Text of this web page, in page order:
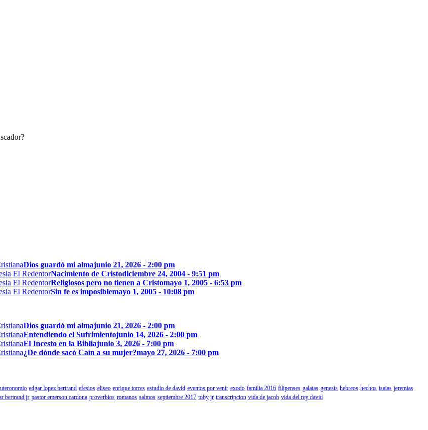
Dios guardó mi almajunio 21, 2026 - 2:00 pm
Nacimiento de Cristodiciembre 24, 2004 - 9:51 pm
Religiosos pero no tienen a Cristomayo 1, 2005 - 6:53 pm
Sin fe es imposiblemayo 1, 2005 - 10:08 pm
Dios guardó mi almajunio 21, 2026 - 2:00 pm
Entendiendo el Sufrimientojunio 14, 2026 - 2:00 pm
El Incesto en la Bibliajunio 3, 2026 - 7:00 pm
¿De dónde sacó Caín a su mujer?mayo 27, 2026 - 7:00 pm
edgar lopez bertrand efesios eliseo enrique torres estudio de david eventos por venir exodo familia 2016 filipenses galatas genesis hebreos hechos isaias jeremias
bertrand jr pastor emerson cardona proverbios romanos salmos septiembre 2017 toby jr transcripcion vida de jacob vida del rey david